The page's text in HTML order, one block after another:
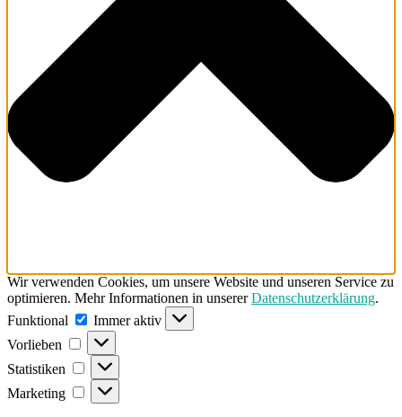
Wir verwenden Cookies, um unsere Website und unseren Service zu
optimieren. Mehr Informationen in unsererDatenschutzerklärung.
Funktional
Funktional
Immer aktiv
Vorlieben
Vorlieben
Statistiken Statistiken
Marketing Marketing